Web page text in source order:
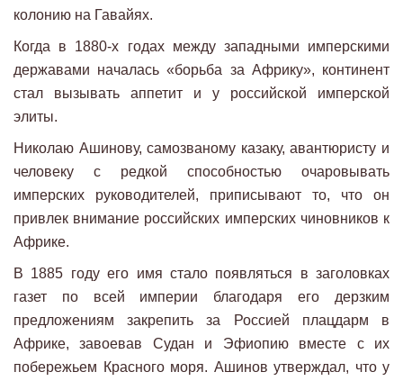
колонию на Гавайях.
Когда в 1880-х годах между западными имперскими
державами началась «борьба за Африку», континент
стал вызывать аппетит и у российской имперской
элиты.
Николаю Ашинову, самозваному казаку, авантюристу и
человеку с редкой способностью очаровывать
имперских руководителей, приписывают то, что он
привлек внимание российских имперских чиновников к
Африке.
В 1885 году его имя стало появляться в заголовках
газет по всей империи благодаря его дерзким
предложениям закрепить за Россией плацдарм в
Африке, завоевав Судан и Эфиопию вместе с их
побережьем Красного моря. Ашинов утверждал, что у